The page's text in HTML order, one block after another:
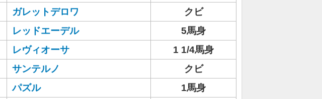
ガレットデロワ
クビ
レッドエーデル
5馬身
レヴィオーサ
1 1/4馬身
サンテルノ
クビ
パズル
1馬身